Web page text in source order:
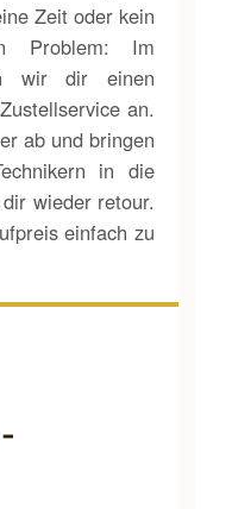
Zeit oder kein
Problem: Im
wir dir einen
an.
ab und bringen
in die
wieder retour.
einfach zu